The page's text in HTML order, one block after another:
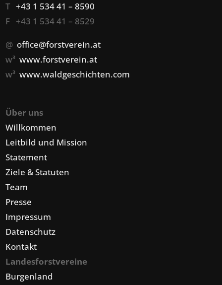
T+43 1 534 41 – 8590
F +43 1 534 41 – 8529
@ office@forstverein.at
w³www.forstverein.at
w³www.waldgeschichten.com
Über uns
Willkommen
Leitbild und Mission
Statement
Ziele & Statuten
Team
Presse
Impressum
Datenschutz
Kontakt
Landesforstvereine
Burgenland